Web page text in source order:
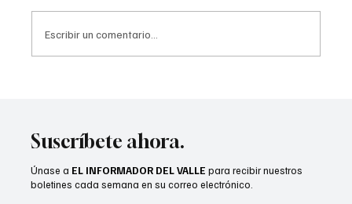
Escribir un comentario...
Suscríbete ahora.
Únase a EL INFORMADOR DEL VALLE para recibir nuestros
boletines cada semana en su correo electrónico.